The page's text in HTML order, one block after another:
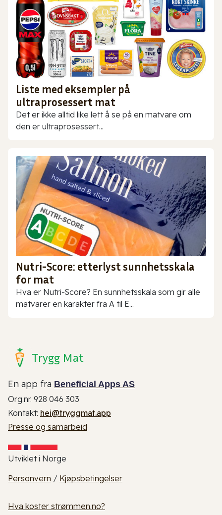
Liste med eksempler på
ultraprosessert mat
Det er ikke alltid like lett å se på en matvare om
den er ultraprosessert...
Nutri-Score: etterlyst sunnhetsskala
for mat
Hva er Nutri-Score? En sunnhetsskala som gir alle
matvarer en karakter fra A til E...
Trygg Mat
En app fra Beneficial Apps AS
Org.nr. 928 046 303
Kontakt: hei@tryggmat.app
Presse og samarbeid
Utviklet i Norge
Personvern / Kjøpsbetingelser
Hva koster strømmen.no?